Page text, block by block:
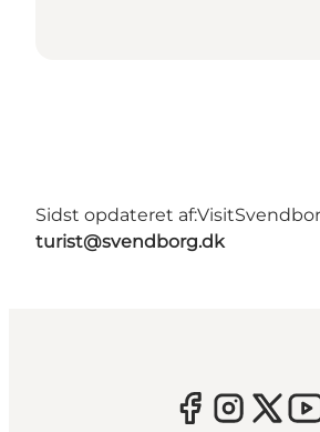
Sidst opdateret af:
turist@svendborg.dk